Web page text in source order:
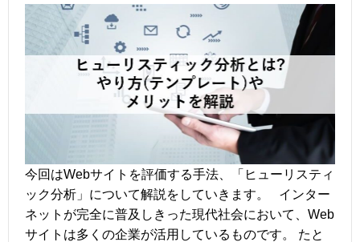
今回はWebサイトを評価する手法、「ヒューリスティ
ック分析」について解説をしていきます。 インター
ネットが完全に普及しきった現代社会において、Web
サイトは多くの企業が活用しているものです。 たと